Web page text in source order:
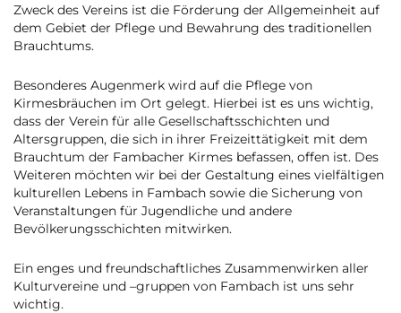
Zweck des Vereins ist die Förderung der Allgemeinheit auf
dem Gebiet der Pflege und Bewahrung des traditionellen
Brauchtums.
Besonderes Augenmerk wird auf die Pflege von
Kirmesbräuchen im Ort gelegt. Hierbei ist es uns wichtig,
dass der Verein für alle Gesellschaftsschichten und
Altersgruppen, die sich in ihrer Freizeittätigkeit mit dem
Brauchtum der Fambacher Kirmes befassen, offen ist. Des
Weiteren möchten wir bei der Gestaltung eines vielfältigen
kulturellen Lebens in Fambach sowie die Sicherung von
Veranstaltungen für Jugendliche und andere
Bevölkerungsschichten mitwirken.
Ein enges und freundschaftliches Zusammenwirken aller
Kulturvereine und –gruppen von Fambach ist uns sehr
wichtig.